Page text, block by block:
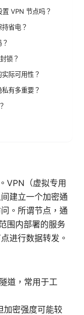
VPN 节点吗？
省电？
锁？
际可用性？
有多重要？
VPN（虚拟专用
建立一个加密通
。所谓节点，通
围内部署的服务
进行数据转发。
道，常用于工
加密强度可能较